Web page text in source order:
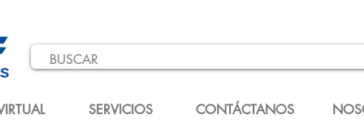
SERVICIOS CONTÁCTANOS